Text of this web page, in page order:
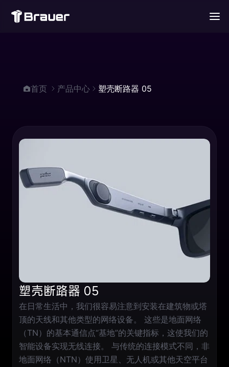
首页 产品中心 塑壳断路器 05
塑壳断路器 05
在日常生活中，我们很容易注意到安装在建筑物或塔
顶的天线和其他类型的网络设备。 这些是地面网络
（TN）的基本通信点“基地”的关键指标，这使我们的
智能设备实现无线连接。 与传统的连接模式不同，非
地面网络（NTN）使用卫星、无人机或其他天空平台